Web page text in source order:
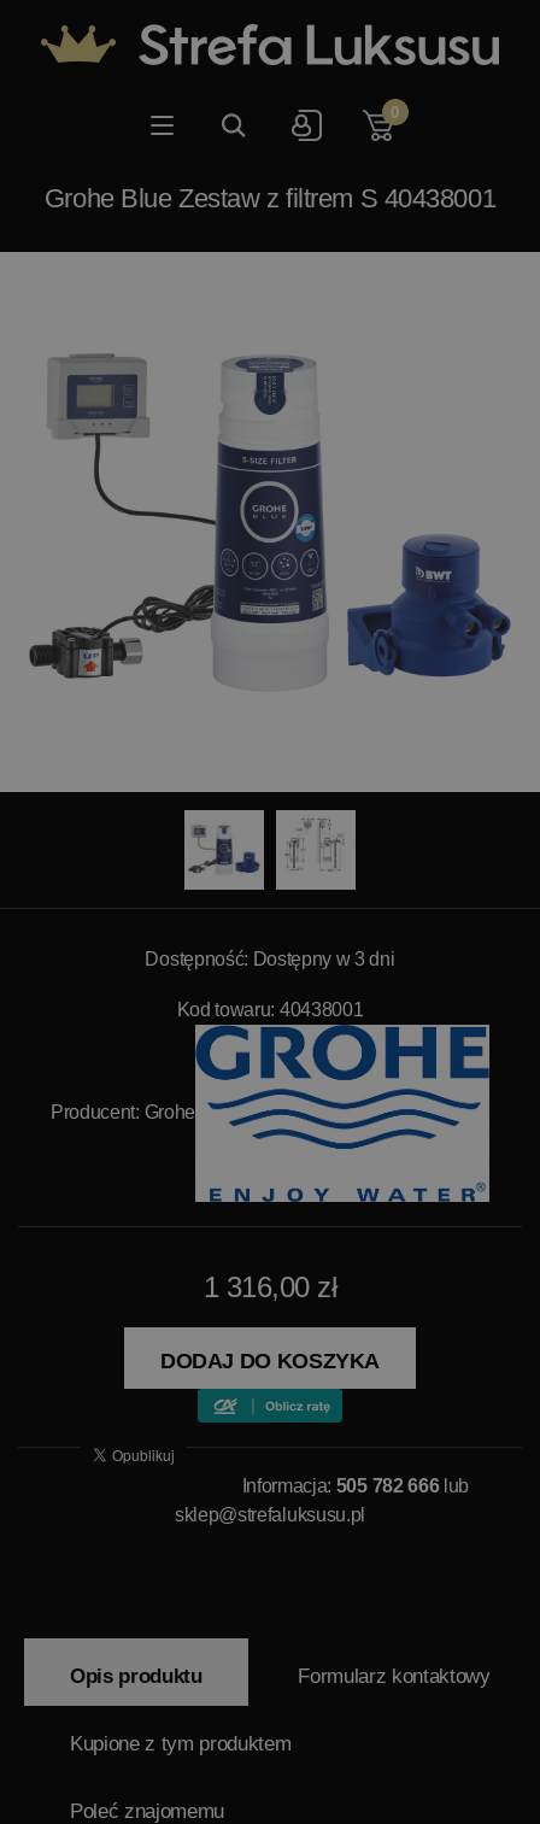
0
Grohe Blue Zestaw z filtrem S 40438001
Dostępność: Dostępny w 3 dni
Kod towaru: 40438001
Producent: Grohe
1 316,00 zł
DODAJ DO KOSZYKA
Informacja: 505 782 666lub
sklep@strefaluksusu.pl
Opis produktu Formularz kontaktowy
Kupione z tym produktem
Poleć znajomemu